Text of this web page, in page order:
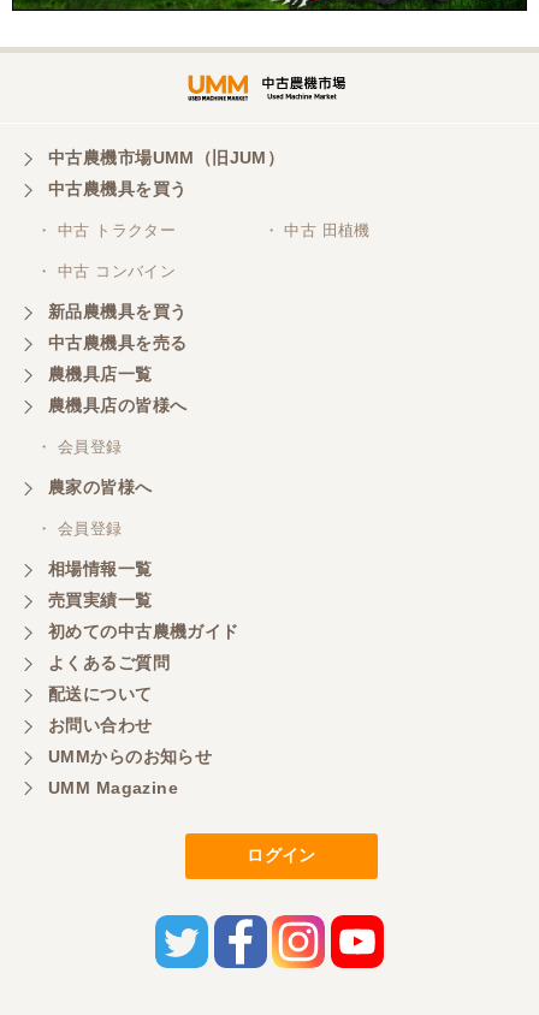
対応も、よくしてくれました、有難うございまし
三重県／山本
対応ありがとうございました。
三重県／山本
共立シュレッターを受け取りました。 状態は問題な
く、エンジンも調子がよさそうです。 ありがとうご
ざいました。
三重県／
嫌な顔をせずに一生懸命頑張ってくれる中山さんに
感謝しています。ここで3台買いましたが、これから
もよろしくお願いしたいです。
三重県／
初めてコンバインを買いに行ったのですが、とても
明るい方に担当していただき細かく説明して下さっ
てとても嬉しかったです。
担当さんの説明が丁寧で分かりやすく、急な要望に
も迅速に対応して頂き非常に助かりました。
三重県／
中古農機市場UMM（旧JUM）
中古農機具を買う
・ 中古 トラクター ・ 中古 田植機
・ 中古 コンバイン
新品農機具を買う
中古農機具を売る
農機具店一覧
農機具店の皆様へ
・ 会員登録
農家の皆様へ
・ 会員登録
相場情報一覧
売買実績一覧
初めての中古農機ガイド
よくあるご質問
配送について
お問い合わせ
UMMからのお知らせ
UMM Magazine
ログイン